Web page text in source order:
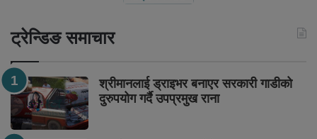
ट्रेन्डिङ समाचार
श्रीमानलाई ड्राइभर बनाएर सरकारी गाडीको
दुरुपयोग गर्दै उपप्रमुख राना